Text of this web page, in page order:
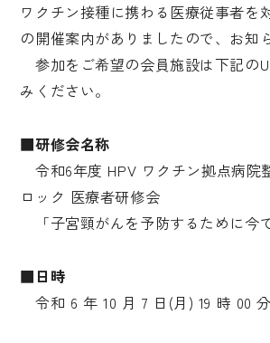
ワクチン接種に携わる医療従事者を
の開催案内がありましたので、お知
参加をご希望の会員施設は下記の
みください。
■研修会名称
令和6年度 HPV ワクチン拠点病院
ロック 医療者研修会
「子宮頸がんを予防するために今
■日時
令和 6 年 10 月 7 日(月) 19 時 00